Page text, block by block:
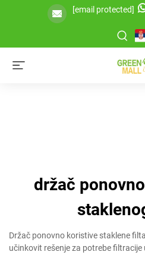
[email protected]
držač
Držač ponovno koristive staklene
učinkovit rešenje za potrebe